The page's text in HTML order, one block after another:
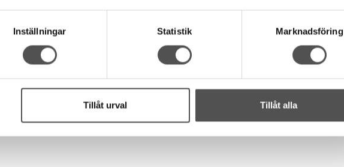
Inställningar Statistik Marknadsföring
Tillåt urval Tillåt alla